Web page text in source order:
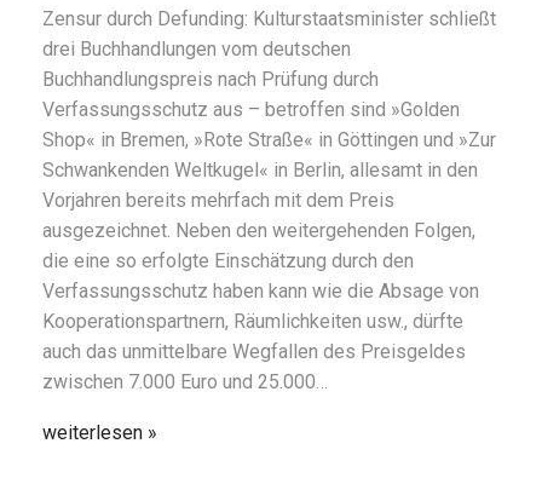
Zensur durch Defunding: Kulturstaatsminister schließt
drei Buchhandlungen vom deutschen
Buchhandlungspreis nach Prüfung durch
Verfassungsschutz aus – betroffen sind »Golden
Shop« in Bremen, »Rote Straße« in Göttingen und »Zur
Schwankenden Weltkugel« in Berlin, allesamt in den
Vorjahren bereits mehrfach mit dem Preis
ausgezeichnet. Neben den weitergehenden Folgen,
die eine so erfolgte Einschätzung durch den
Verfassungsschutz haben kann wie die Absage von
Kooperationspartnern, Räumlichkeiten usw., dürfte
auch das unmittelbare Wegfallen des Preisgeldes
zwischen 7.000 Euro und 25.000…
weiterlesen